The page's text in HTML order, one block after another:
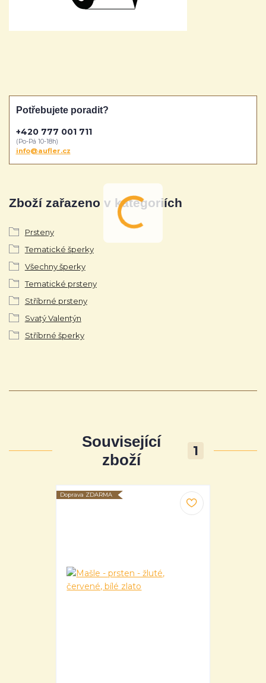
Zboží zařazeno v kategoriích
Prsteny
Tematické šperky
Všechny šperky
Tematické prsteny
Stříbrné prsteny
Svatý Valentýn
Stříbrné šperky
Potřebujete poradit?
+420 777 001 711
(Po-Pá 10-18h)
info@aufler.cz
Související
zboží
1
Doprava ZDARMA